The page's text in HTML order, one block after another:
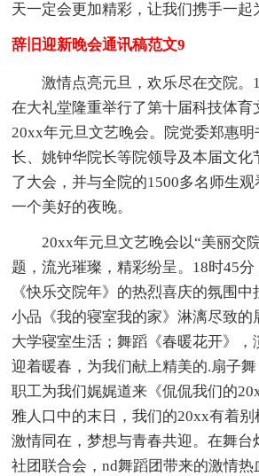
天一定会更加精彩，让我们携手一起
辞旧迎新晚会通讯稿范文9
激情点亮元旦，欢乐尽在交院。
在大礼堂隆重举行了第十届科技体育
20xx年元旦文艺晚会。院党委郑惠
长、姚钟华院长等院领导及本届文化
了大会，并与全院的1500多名师生
一个美好的夜晚。
20xx年元旦文艺晚会以“美丽交
题，流光璀璨，精彩纷呈。18时45
《快乐交院年》的热烈喜庆的氛围
小品《我的寝室我的家》淋漓尽致的
大学寝室生活；舞蹈《春暖花开》，
迎着暖春，为我们献上精美的.扇子
职工为我们娓娓道来《侃侃我们的
雅人口中的末日，我们的20xx有着
激情同在，梦想与青春共迎。在舞台
社团联合会，nd舞蹈团带来的激情